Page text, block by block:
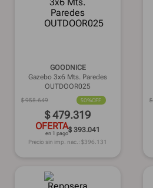
GOODNICE
Gazebo 3x6 Mts. Paredes
OUTDOOR025
$958.649 50%OFF
$479.319
OFERTA
en 1 pago$ 393.041
Precio sin imp. nac.: $396.131
$